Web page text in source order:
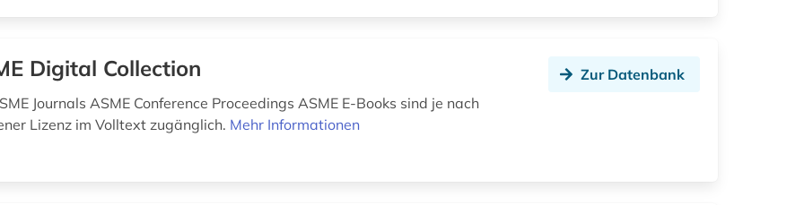
Digital Collection
Journals ASME Conference Proceedings ASME E-Books sind je nach
Lizenz im Volltext zugänglich. Mehr Informationen
Zur Datenbank